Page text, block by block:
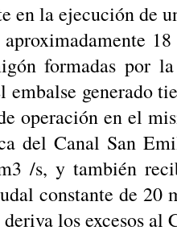
en la ejecución de
aproximadamente
formadas por
generado
operación en el
del Canal San
/s, y también
constante de 20
los excesos al